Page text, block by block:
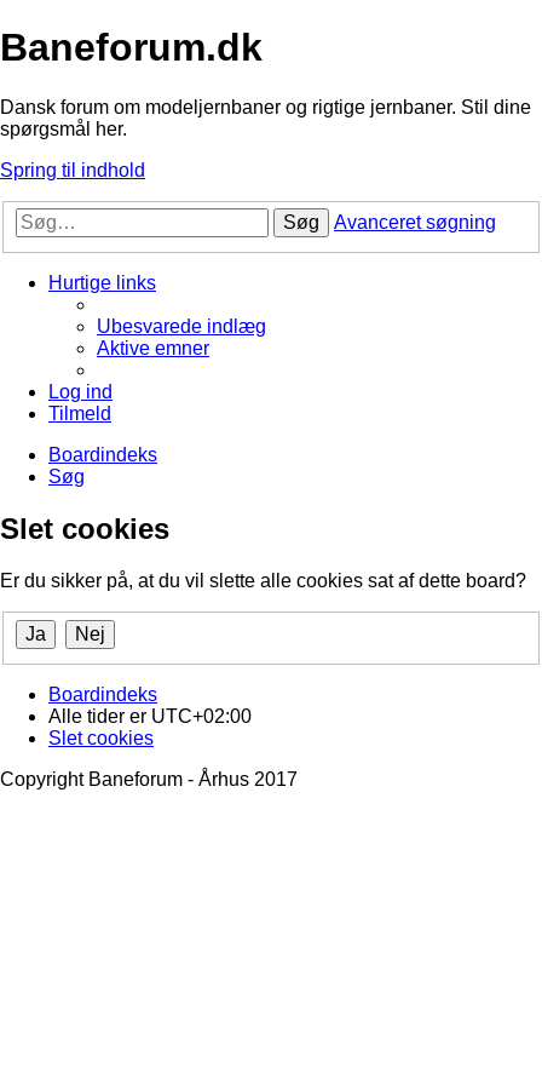
Baneforum.dk
Dansk forum om modeljernbaner og rigtige jernbaner. Stil dine
spørgsmål her.
Spring til indhold
Søg Avanceret søgning
Hurtige links
Ubesvarede indlæg
Aktive emner
Log ind
Tilmeld
Boardindeks
Søg
Slet cookies
Er du sikker på, at du vil slette alle cookies sat af dette board?
Boardindeks
Alle tider er UTC+02:00
Slet cookies
Copyright Baneforum - Århus 2017